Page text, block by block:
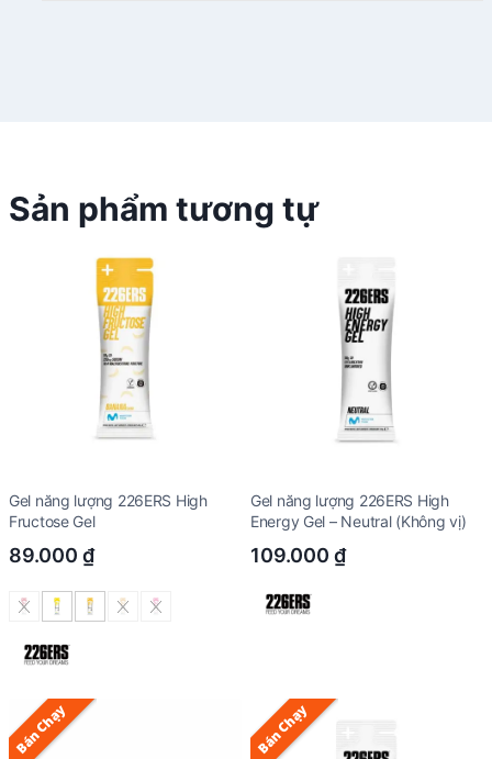
Sản phẩm tương tự
Gel năng lượng 226ERS High
Fructose Gel
89.000 ₫
Gel năng lượng 226ERS High
Energy Gel – Neutral (Không vị)
109.000 ₫
Bán Chạy Bán Chạy